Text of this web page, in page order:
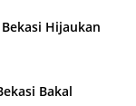
Hijaukan
Bakal